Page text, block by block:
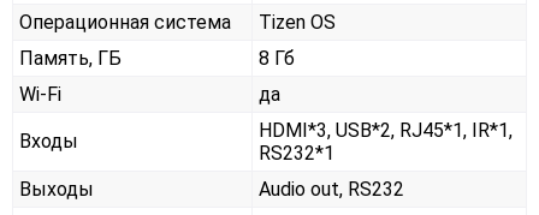
Операционная система
Tizen OS
Память, ГБ
8 Гб
Wi-Fi
да
Входы
HDMI*3, USB*2, RJ45*1, IR*1,
RS232*1
Выходы
Audio out, RS232